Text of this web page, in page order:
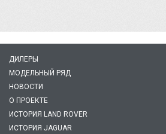
ДИЛЕРЫ
МОДЕЛЬНЫЙ РЯД
НОВОСТИ
О ПРОЕКТЕ
ИСТОРИЯ LAND ROVER
ИСТОРИЯ JAGUAR